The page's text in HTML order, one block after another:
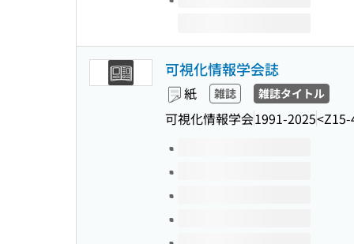
可視化情報学会誌
紙 雑誌 雑誌タイトル
可視化情報学会1991-2025
このタイトルの巻号